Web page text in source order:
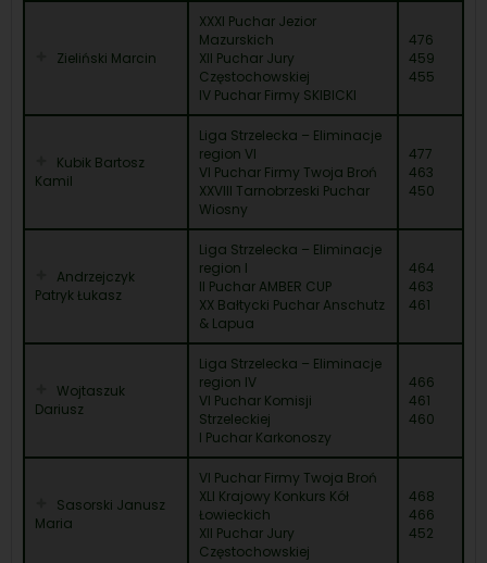
Zieliński Marcin
XXXI Puchar Jezior
Mazurskich
XII Puchar Jury
Częstochowskiej
IV Puchar Firmy SKIBICKI
476
459
455
Kubik Bartosz
Kamil
Liga Strzelecka – Eliminacje
region VI
VI Puchar Firmy Twoja Broń
XXVIII Tarnobrzeski Puchar
Wiosny
477
463
450
Andrzejczyk
Patryk Łukasz
Liga Strzelecka – Eliminacje
region I
II Puchar AMBER CUP
XX Bałtycki Puchar Anschutz
& Lapua
464
463
461
Wojtaszuk
Dariusz
Liga Strzelecka – Eliminacje
region IV
VI Puchar Komisji
Strzeleckiej
I Puchar Karkonoszy
466
461
460
Sasorski Janusz
Maria
VI Puchar Firmy Twoja Broń
XLI Krajowy Konkurs Kół
Łowieckich
XII Puchar Jury
Częstochowskiej
468
466
452